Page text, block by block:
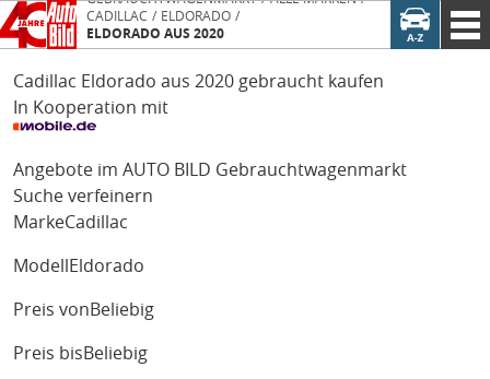
CADILLAC
ELDORADO
ELDORADO AUS 2020
Cadillac Eldorado aus 2020 gebraucht kaufen
In Kooperation mit
Angebote im AUTO BILD Gebrauchtwagenmarkt
Suche verfeinern
MarkeCadillac
Modell Eldorado
Preis von Beliebig
Preis bis Beliebig